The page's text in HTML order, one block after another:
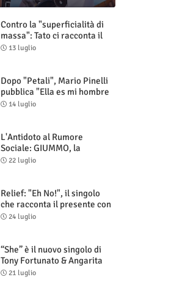
Contro la "superficialità di
massa": Tato ci racconta il
nuovo singolo "Vuoti digitali"
13 luglio
Dopo "Petali", Mario Pinelli
pubblica "Ella es mi hombre
(Il mio uomo è lei)"
14 luglio
L'Antidoto al Rumore
Sociale: GIUMMO, la
Maschera e la Cruda Verità
22 luglio
Relief: "Eh No!", il singolo
che racconta il presente con
ironia e autenticità
24 luglio
“She” è il nuovo singolo di
Tony Fortunato & Angarita
21 luglio